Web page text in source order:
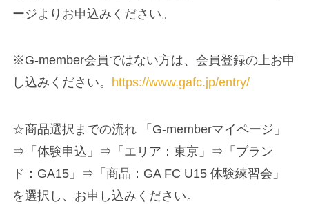
ージよりお申込みください。
※G-member会員ではない方は、会員登録の上お申
し込みください。
https://www.gafc.jp/entry/
☆商品選択までの流れ 「G-memberマイページ」
⇒「体験申込」⇒「エリア：東京」⇒「ブラン
ド：GA15」⇒「商品：GA FC U15 体験練習会」
を選択し、お申し込みください。